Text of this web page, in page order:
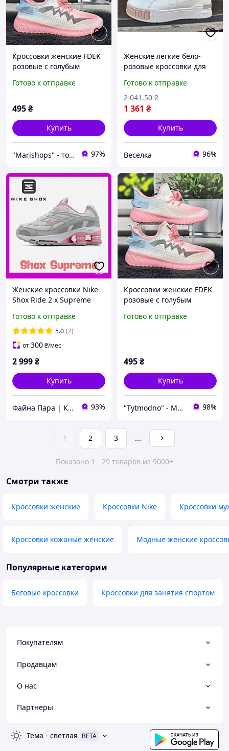
Кроссовки женские FDEK
розовые с голубым
Готово к отправке
495₴
Купить
"Marishops" - товары для всей семьи. 97%
Женские легкие бело-
розовые кроссовки для
повседневной носки
размеры 36-37 FLAME
Готово к отправке
1 361 ₴
2 041.50 ₴
Купить
Веселка 96%
Женские кроссовки Nike
Shox Ride 2 x Supreme
демисезонные удобные
повседневные
спортивные streetwear, 3
Готово к отправке
5.0 (2)
от300₴/мес
2 999₴
Купить
Файна Пара | Кросівки 93%
Кроссовки женские FDEK
розовые с голубым
Готово к отправке
495₴
Купить
"Tytmodno" - Модно, не завжди дорого! 98%
1 2 3 ...
Показано 1 - 29 товаров из 9000+
Смотри также
Кроссовки женские Кроссовки Nike Кроссовки
Кроссовки кожаные женские Модные женские
Популярные категории
Беговые кроссовки Кроссовки для занятия спортом
Покупателям
Продавцам
О нас
Партнеры
Тема - светлая BETA